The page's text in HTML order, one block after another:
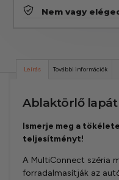
Nem vagy
Leírás További információk
Ablaktörlő lapát
Ismerje meg a
teljesítményt!
A MultiConnect széria
forradalmasítják az